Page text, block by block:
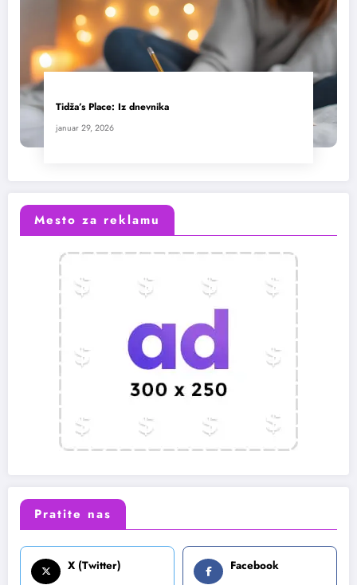
Tidža’s Place: Iz dnevnika
januar 29, 2026
Mesto za reklamu
Pratite nas
X (Twitter) Facebook